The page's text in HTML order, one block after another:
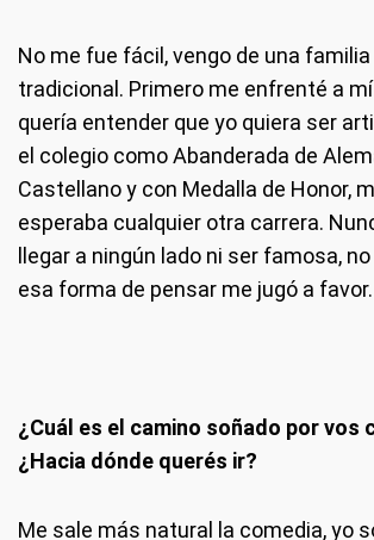
No me fue fácil, vengo de una
tradicional. Primero me enfrenté a
quería entender que yo quiera ser
el colegio como Abanderada de
Castellano y con Medalla de Honor,
esperaba cualquier otra carrera.
llegar a ningún lado ni ser famosa,
esa forma de pensar me jugó a favor.
¿Cuál es el camino soñado por vos
¿Hacia dónde querés ir?
Me sale más natural la comedia, yo